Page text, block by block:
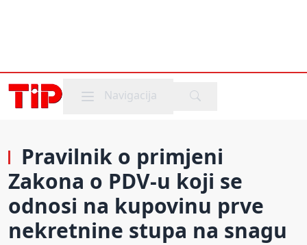
Mobile menu
Navigacija
Pravilnik o primjeni
Zakona o PDV-u koji se
odnosi na kupovinu prve
nekretnine stupa na snagu